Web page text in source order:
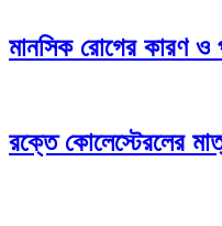
মানসিক রোগের কারণ ও
রক্তে কোলেস্টেরলের